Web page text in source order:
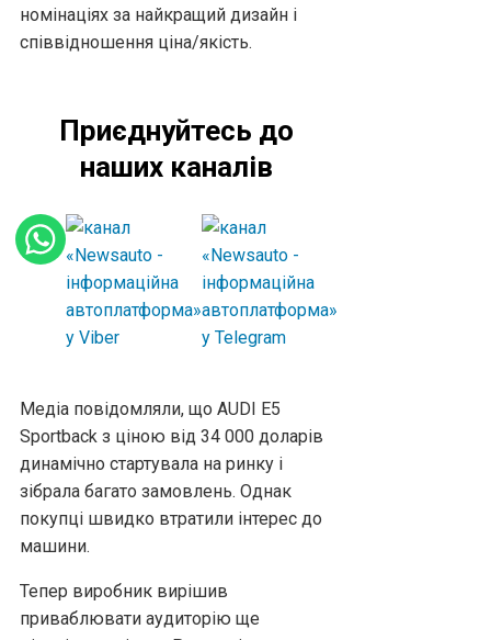
номінаціях за найкращий дизайн і
співвідношення ціна/якість.
Приєднуйтесь до
наших каналів
Медіа повідомляли, що AUDI E5
Sportback з ціною від 34 000 доларів
динамічно стартувала на ринку і
зібрала багато замовлень. Однак
покупці швидко втратили інтерес до
машини.
Тепер виробник вирішив
приваблювати аудиторію ще